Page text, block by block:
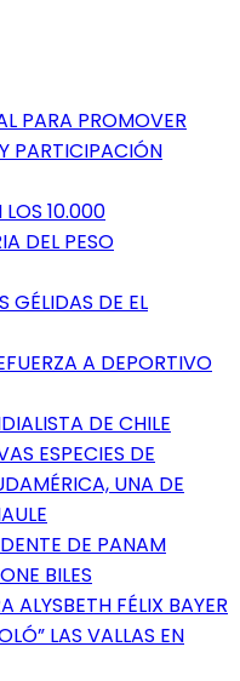
PARA PROMOVER
PARTICIPACIÓN
LOS 10.000
DEL PESO
GÉLIDAS DE EL
A DEPORTIVO
DE CHILE
ESPECIES DE
UNA DE
DE PANAM
BILES
ALYSBETH FÉLIX BAYER
LAS VALLAS EN